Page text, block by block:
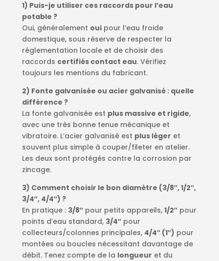
1) Puis-je utiliser ces raccords pour l’eau
potable ?
Oui, généralement ouipour l’eau froide
domestique, sous réserve de respecter la
réglementation locale et de choisir des
raccords certifiés contact eau. Vérifiez
toujours les mentions du fabricant.
2) Fonte galvanisée ou acier galvanisé : quelle
différence ?
La fonte galvanisée est plus massive et rigide,
avec une très bonne tenue mécanique et
vibratoire. L’acier galvanisé est plus léger et
souvent plus simple à couper/fileter en atelier.
Les deux sont protégés contre la corrosion par
zincage.
3) Comment choisir le bon diamètre (3/8″, 1/2″,
3/4″, 4/4″) ?
En pratique : 3/8″pour petits appareils, 1/2″pour
points d’eau standard, 3/4″pour
collecteurs/colonnes principales, 4/4″ (1″) pour
montées ou boucles nécessitant davantage de
débit. Tenez compte de la longueur et du